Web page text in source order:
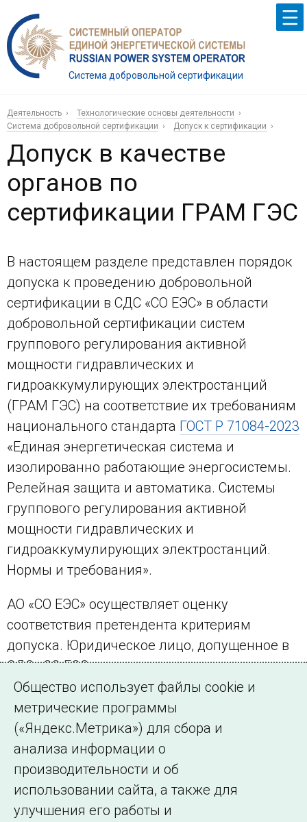
Система добровольной сертификации
Деятельность
Технологические основы деятельности
Система добровольной сертификации
Допуск к сертификации
Допуск в качестве
органов по
сертификации ГРАМ ГЭС
В настоящем разделе представлен порядок
допуска к проведению добровольной
сертификации в СДС «СО ЕЭС» в области
добровольной сертификации систем
группового регулирования активной
мощности гидравлических и
гидроаккумулирующих электростанций
(ГРАМ ГЭС) на соответствие их требованиям
национального стандарта ГОСТ Р 71084-2023
«Единая энергетическая система и
изолированно работающие энергосистемы.
Релейная защита и автоматика. Системы
группового регулирования активной
мощности гидравлических и
гидроаккумулирующих электростанций.
Нормы и требования».
АО «СО ЕЭС» осуществляет оценку
соответствия претендента критериям
допуска. Юридическое лицо, допущенное в
СДС «СО ЕЭС» в качестве органа по
добровольной сертификации, обязано
обеспечить выполнение критериев в
течение всего срока допуска.
Критерии допуска
Процедура допуска
Общество использует файлы cookie и
метрические программы
(«Яндекс.Метрика») для сбора и
анализа информации о
производительности и об
использовании сайта, а также для
улучшения его работы и